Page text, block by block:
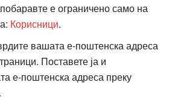
е ограничено само на
Корисници.
вашата е-поштенска адреса
Поставете ја и
е-поштенска адреса преку
.